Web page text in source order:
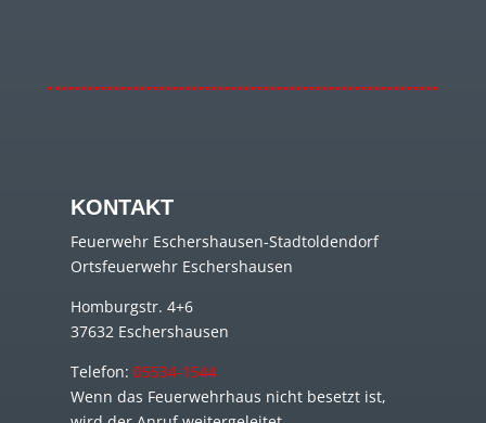
KONTAKT
Feuerwehr Eschershausen-Stadtoldendorf
Ortsfeuerwehr Eschershausen
Homburgstr. 4+6
37632 Eschershausen
Telefon: 05534-1544
Wenn das Feuerwehrhaus nicht besetzt ist,